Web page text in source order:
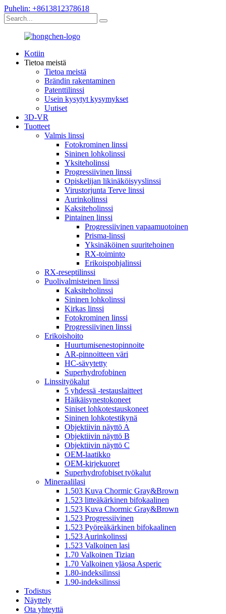
Puhelin: +8613812378618
Kotiin
Tietoa meistä
Tietoa meistä
Brändin rakentaminen
Patenttilinssi
Usein kysytyt kysymykset
Uutiset
3D-VR
Tuotteet
Valmis linssi
Fotokrominen linssi
Sininen lohkolinssi
Yksiteholinssi
Progressiivinen linssi
Opiskelijan likinäköisyyslinssi
Virustorjunta Terve linssi
Aurinkolinssi
Kaksiteholinssi
Pintainen linssi
Progressiivinen vapaamuotoinen
Prisma-linssi
Yksinäköinen suuritehoinen
RX-toiminto
Erikoispohjalinssi
RX-reseptilinssi
Puolivalmisteinen linssi
Kaksiteholinssi
Sininen lohkolinssi
Kirkas linssi
Fotokrominen linssi
Progressiivinen linssi
Erikoishoito
Huurtumisenestopinnoite
AR-pinnoitteen väri
HC-sävytetty
Superhydrofobinen
Linssityökalut
5 yhdessä -testauslaitteet
Häikäisynestokoneet
Siniset lohkotestauskoneet
Sininen lohkotestikynä
Objektiivin näyttö A
Objektiivin näyttö B
Objektiivin näyttö C
OEM-laatikko
OEM-kirjekuoret
Superhydrofobiset työkalut
Mineraalilasi
1.503 Kuva Chormic Gray&Brown
1.523 litteäkärkinen bifokaalinen
1.523 Kuva Chormic Gray&Brown
1.523 Progressiivinen
1.523 Pyöreäkärkinen bifokaalinen
1.523 Aurinkolinssi
1.523 Valkoinen lasi
1.70 Valkoinen Tizian
1.70 Valkoinen yläosa Asperic
1.80-indeksilinssi
1.90-indeksilinssi
Todistus
Näyttely
Ota yhteyttä